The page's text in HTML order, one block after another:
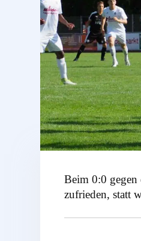
Beim 0:0
zufrieden, statt